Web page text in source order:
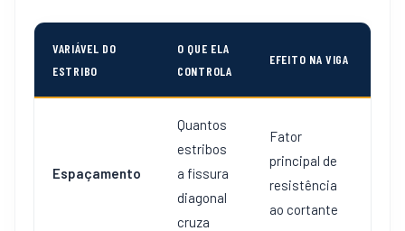
VARIÁVEL DO
ESTRIBO
O QUE ELA
CONTROLA
EFEITO NA VIGA
Espaçamento
Quantos
estribos
a fissura
diagonal
cruza
Fator
principal de
resistência
ao cortante